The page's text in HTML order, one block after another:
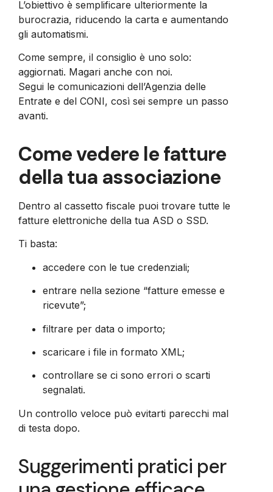
L’obiettivo è semplificare ulteriormente la
burocrazia, riducendo la carta e aumentando
gli automatismi.
Come sempre, il consiglio è uno solo:
aggiornati. Magari anche con noi.
Segui le comunicazioni dell’Agenzia delle
Entrate e del CONI, così sei sempre un passo
avanti.
Come vedere le fatture
della tua associazione
Dentro al cassetto fiscale puoi trovare tutte le
fatture elettroniche della tua ASD o SSD.
Ti basta:
accedere con le tue credenziali;
entrare nella sezione “fatture emesse e
ricevute”;
filtrare per data o importo;
scaricare i file in formato XML;
controllare se ci sono errori o scarti
segnalati.
Un controllo veloce può evitarti parecchi mal
di testa dopo.
Suggerimenti pratici per